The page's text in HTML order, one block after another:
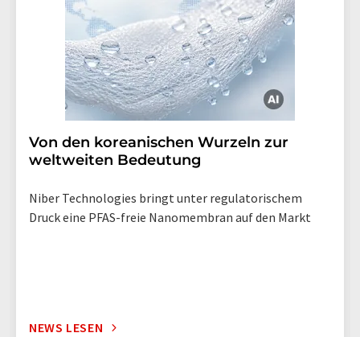
Von den koreanischen Wurzeln zur
weltweiten Bedeutung
Niber Technologies bringt unter regulatorischem
Druck eine PFAS-freie Nanomembran auf den Markt
NEWS LESEN